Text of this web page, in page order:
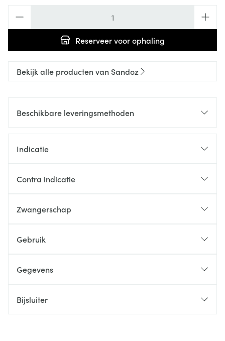
Reserveervoor ophaling
Bekijk alle producten van Sandoz
Beschikbare leveringsmethoden
Indicatie
Contra indicatie
Zwangerschap
Gebruik
Gegevens
Bijsluiter